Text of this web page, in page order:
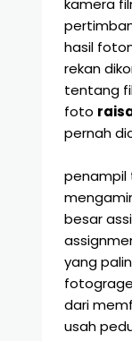
kamera
hasil
rekan
tentang
foto
pernah
penampil
besar
yang
dari
usah